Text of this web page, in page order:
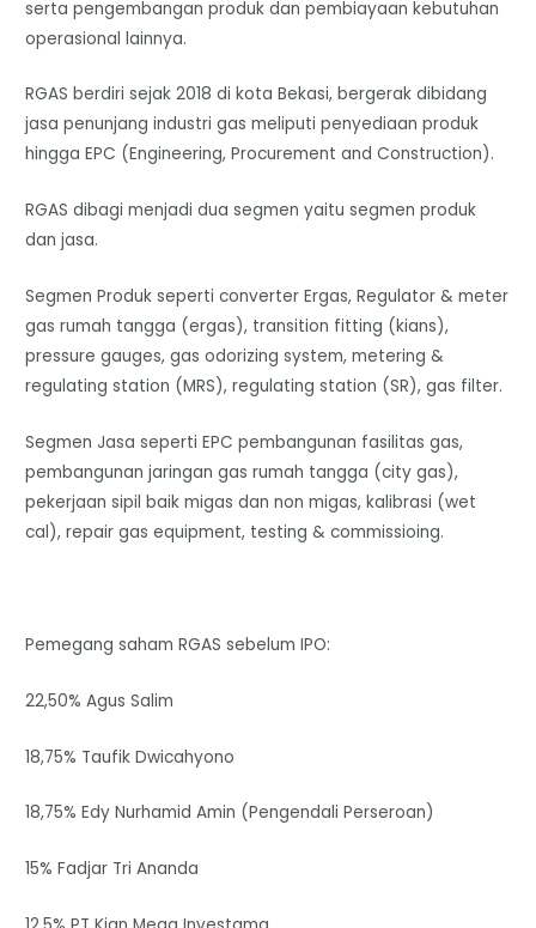
serta pengembangan produk dan pembiayaan kebutuhan
operasional lainnya.
RGAS berdiri sejak 2018 di kota Bekasi, bergerak dibidang
jasa penunjang industri gas meliputi penyediaan produk
hingga EPC (Engineering, Procurement and Construction).
RGAS dibagi menjadi dua segmen yaitu segmen produk
dan jasa.
Segmen Produk seperti converter Ergas, Regulator & meter
gas rumah tangga (ergas), transition fitting (kians),
pressure gauges, gas odorizing system, metering &
regulating station (MRS), regulating station (SR), gas filter.
Segmen Jasa seperti EPC pembangunan fasilitas gas,
pembangunan jaringan gas rumah tangga (city gas),
pekerjaan sipil baik migas dan non migas, kalibrasi (wet
cal), repair gas equipment, testing & commissioing.
Pemegang saham RGAS sebelum IPO:
22,50% Agus Salim
18,75% Taufik Dwicahyono
18,75% Edy Nurhamid Amin (Pengendali Perseroan)
15% Fadjar Tri Ananda